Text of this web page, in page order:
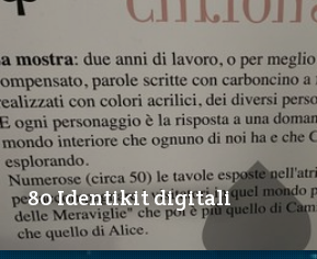
80 Identikit digitali